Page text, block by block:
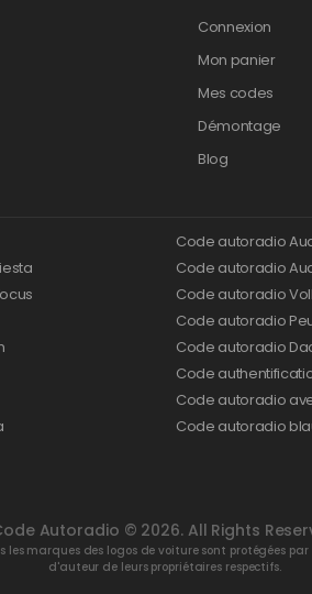
Connexion
Mon panier
Mes codes
Démontage
Blog
Code autoradio
Code autoradio
Code autoradio
Code autoradio
Code autoradio
Code
Code autoradio
Code autoradio
Autoradio © 2026. All Rights
les marques des logos de voiture sont protégées par
d'auteur de leurs propriétaires respectifs.